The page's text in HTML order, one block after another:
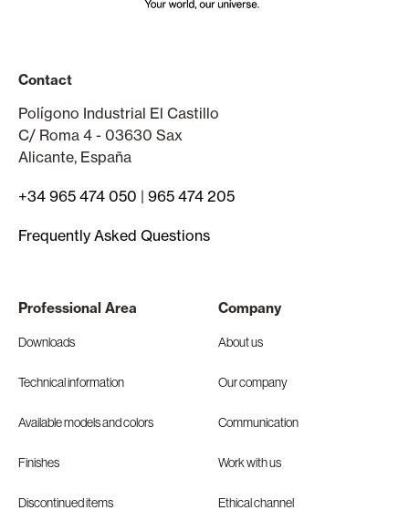
Contact
Polígono Industrial El Castillo
C/ Roma 4 - 03630 Sax
Alicante, España
+34 965 474 050 | 965 474 205
Frequently Asked Questions
Professional Area
Downloads
Technical information
Available models and colors
Finishes
Discontinued items
Company
About us
Our company
Communication
Work with us
Ethical channel